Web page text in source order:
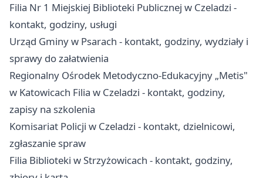
Filia Nr 1 Miejskiej Biblioteki Publicznej w Czeladzi -
kontakt, godziny, usługi
Urząd Gminy w Psarach - kontakt, godziny, wydziały i
sprawy do załatwienia
Regionalny Ośrodek Metodyczno-Edukacyjny „Metis"
w Katowicach Filia w Czeladzi - kontakt, godziny,
zapisy na szkolenia
Komisariat Policji w Czeladzi - kontakt, dzielnicowi,
zgłaszanie spraw
Filia Biblioteki w Strzyżowicach - kontakt, godziny,